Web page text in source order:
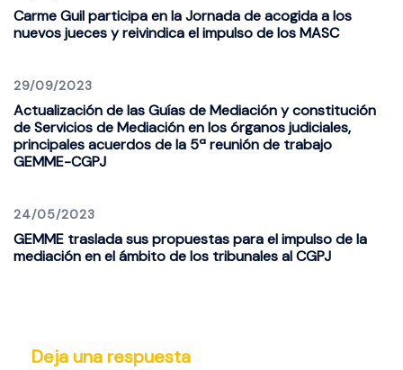
Carme Guil participa en la Jornada de acogida a los
nuevos jueces y reivindica el impulso de los MASC
29/09/2023
Actualización de las Guías de Mediación y constitución
de Servicios de Mediación en los órganos judiciales,
principales acuerdos de la 5ª reunión de trabajo
GEMME-CGPJ
24/05/2023
GEMME traslada sus propuestas para el impulso de la
mediación en el ámbito de los tribunales al CGPJ
Deja una respuesta